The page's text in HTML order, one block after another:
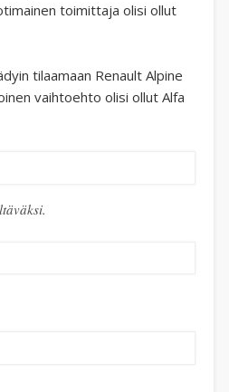
toimittaja olisi ollut
tilaamaan Renault Alpine
vaihtoehto olisi ollut Alfa